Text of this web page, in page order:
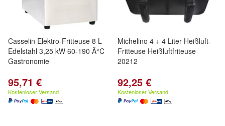
Casselin Elektro-Fritteuse 8 L
Edelstahl 3,25 kW 60-190 Â°C
Gastronomie
95,71 €
Kostenloser Versand
Michelino 4 + 4 Liter Heißluft-
Fritteuse Heißluftfriteuse
20212
92,25 €
Kostenloser Versand